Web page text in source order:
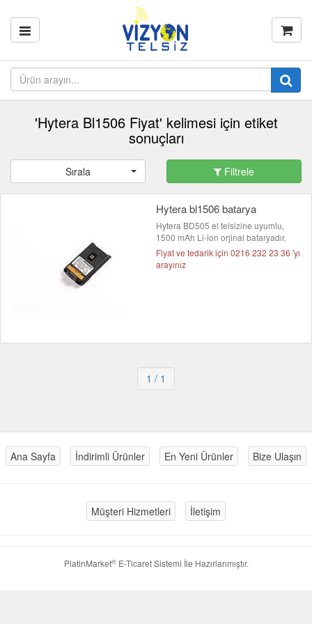
'Hytera Bl1506 Fiyat' kelimesi için etiket
sonuçları
Sırala Filtrele
Hytera bl1506 batarya
Hytera BD505 el telsizine uyumlu,
1500 mAh Li-ion orjinal bataryadır.
Fiyat ve tedarik için 0216 232 23 36 'yı
arayınız
1 / 1
Ana Sayfa İndirimli Ürünler En Yeni Ürünler Bize Ulaşın
Müşteri Hizmetleri İletişim
PlatinMarket®E-Ticaret Sistemi İle Hazırlanmıştır.